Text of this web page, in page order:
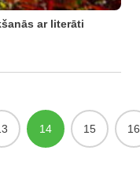
ar literāti
14 15 16